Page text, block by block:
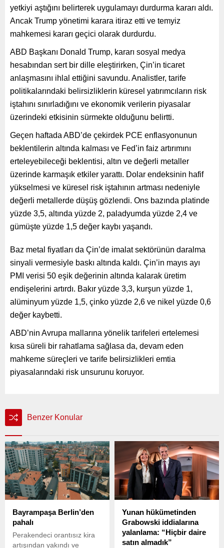
yetkiyi aştığını belirterek uygulamayı durdurma kararı aldı.
Ancak Trump yönetimi karara itiraz etti ve temyiz
mahkemesi kararı geçici olarak durdurdu.
ABD Başkanı Donald Trump, kararı sosyal medya
hesabından sert bir dille eleştirirken, Çin’in ticaret
anlaşmasını ihlal ettiğini savundu. Analistler, tarife
politikalarındaki belirsizliklerin küresel yatırımcıların risk
iştahını sınırladığını ve ekonomik verilerin piyasalar
üzerindeki etkisinin sürmekte olduğunu belirtti.
Geçen haftada ABD’de çekirdek PCE enflasyonunun
beklentilerin altında kalması ve Fed’in faiz artırımını
erteleyebileceği beklentisi, altın ve değerli metaller
üzerinde karmaşık etkiler yarattı. Dolar endeksinin hafif
yükselmesi ve küresel risk iştahının artması nedeniyle
değerli metallerde düşüş gözlendi. Ons bazında platinde
yüzde 3,5, altında yüzde 2, paladyumda yüzde 2,4 ve
gümüşte yüzde 1,5 değer kaybı yaşandı.
Baz metal fiyatları da Çin’de imalat sektörünün daralma
sinyali vermesiyle baskı altında kaldı. Çin’in mayıs ayı
PMI verisi 50 eşik değerinin altında kalarak üretim
endişelerini artırdı. Bakır yüzde 3,3, kurşun yüzde 1,
alüminyum yüzde 1,5, çinko yüzde 2,6 ve nikel yüzde 0,6
değer kaybetti.
ABD’nin Avrupa mallarına yönelik tarifeleri ertelemesi
kısa süreli bir rahatlama sağlasa da, devam eden
mahkeme süreçleri ve tarife belirsizlikleri emtia
piyasalarındaki risk unsurunu koruyor.
Benzer Konular
Bayrampaşa Berlin’den
pahalı
Perakendeci orantısız kira
artışından yakındı ve
Yunan hükümetinden
Grabowski iddialarına
yalanlama: “Hiçbir daire
satın almadık”